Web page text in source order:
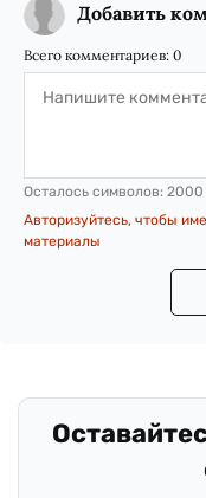
Добавить
Всего комментариев: 0
Осталось символов: 2000
Авторизуйтесь, чтобы
материалы